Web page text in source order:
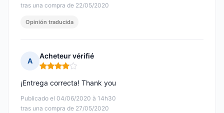
tras una compra de 22/05/2020
Opinión traducida
A
Acheteur vérifié
Nota: 4 de 5
Publicado el 04/06/2020 à 14h30
tras una compra de 27/05/2020
¡Entrega correcta! Thank you